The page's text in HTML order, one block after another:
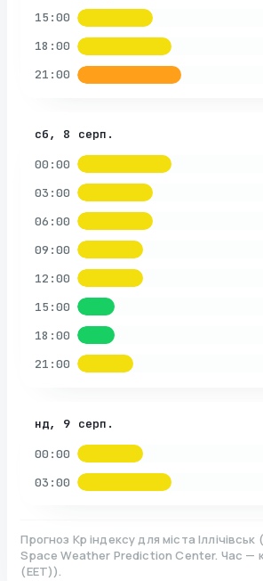
15:00
18:00
21:00
сб, 8 серп.
00:00
03:00
06:00
09:00
12:00
15:00
18:00
21:00
нд, 9 серп.
00:00
03:00
Прогноз Kp індексу для міста Іллічівськ (
Space Weather Prediction Center. Час —
(EET)).